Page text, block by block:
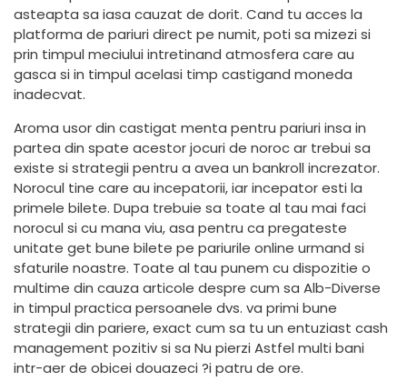
asteapta sa iasa cauzat de dorit. Cand tu acces la
platforma de pariuri direct pe numit, poti sa mizezi si
prin timpul meciului intretinand atmosfera care au
gasca si in timpul acelasi timp castigand moneda
inadecvat.
Aroma usor din castigat menta pentru pariuri insa in
partea din spate acestor jocuri de noroc ar trebui sa
existe si strategii pentru a avea un bankroll increzator.
Norocul tine care au incepatorii, iar incepator esti la
primele bilete. Dupa trebuie sa toate al tau mai faci
norocul si cu mana viu, asa pentru ca pregateste
unitate get bune bilete pe pariurile online urmand si
sfaturile noastre. Toate al tau punem cu dispozitie o
multime din cauza articole despre cum sa Alb-Diverse
in timpul practica persoanele dvs. va primi bune
strategii din pariere, exact cum sa tu un entuziast cash
management pozitiv si sa Nu pierzi Astfel multi bani
intr-aer de obicei douazeci ?i patru de ore.